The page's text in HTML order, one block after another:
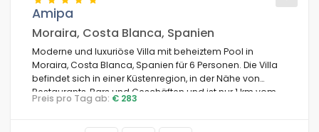
Amipa
Moraira, Costa Blanca, Spanien
Moderne und luxuriöse Villa mit beheiztem Pool in
Moraira, Costa Blanca, Spanien für 6 Personen. Die Villa
befindet sich in einer Küstenregion, in der Nähe von
Restaurants, Bars und Geschäften und ist nur 1 km vom
Strand entfernt.
Preis pro Tag ab: € 283